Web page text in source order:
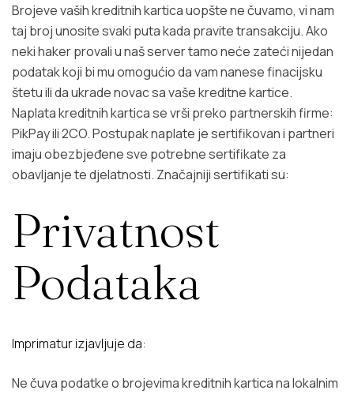
Brojeve vaših kreditnih kartica uopšte ne čuvamo, vi nam
taj broj unosite svaki puta kada pravite transakciju. Ako
neki haker provali u naš server tamo neće zateći nijedan
podatak koji bi mu omogućio da vam nanese finacijsku
štetu ili da ukrade novac sa vaše kreditne kartice.
Naplata kreditnih kartica se vrši preko partnerskih firme:
PikPay ili 2CO. Postupak naplate je sertifikovan i partneri
imaju obezbjeđene sve potrebne sertifikate za
obavljanje te djelatnosti. Značajniji sertifikati su:
Privatnost
Podataka
Imprimatur izjavljuje da:
Ne čuva podatke o brojevima kreditnih kartica na lokalnim